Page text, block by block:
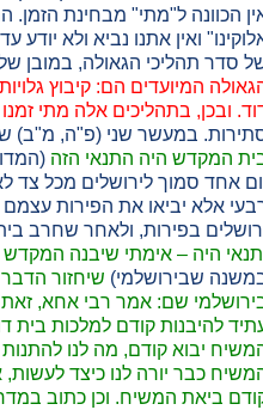
הכוונה ל"מתי" מבחינת הזמן.
ואין אתנו נביא ולא
סדר תהליכי הגאולה, במובן
המיועדים הם: קיבוץ
ובכן, בתהליכים אלה מתי
במעשר שני (פ"ה, מ"ב)
המקדש היה התנאי הזה
אחד סמוך לירושלים מכל צד
אלא יביאו את הפירות עצמם
בפירות, ולאחר שחרב
היה – אימתי שיבנה המקדש
שבירושלמי) שיחזור
שם: אמר רבי אחא,
להיבנות קודם למלכות בית
יבוא קודם, מה לנו
כבר יורה לנו כיצד
ביאת המשיח. וכן כתוב